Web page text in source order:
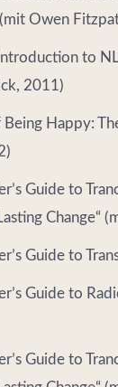
(mit Owen
to
2011)
Being Happy:
Guide to
Change“
Guide to
Guide to
Guide to